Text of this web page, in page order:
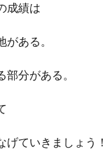
成績は
がある。
部分がある。
げていきましょう！